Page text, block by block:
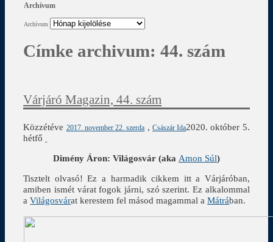
Archívum
Archívum
Címke archivum:44. szám
Várjáró Magazin, 44. szám
Közzétéve 2017. november 22. szerda , Császár Ida2020. október 5.
hétfő
Dimény Áron: Világosvár (aka Amon Súl)
Tisztelt olvasó! Ez a harmadik cikkem itt a Várjáróban,
amiben ismét várat fogok járni, szó szerint. Ez alkalommal
aVilágosvárat kerestem fel másod magammal aMátrában.